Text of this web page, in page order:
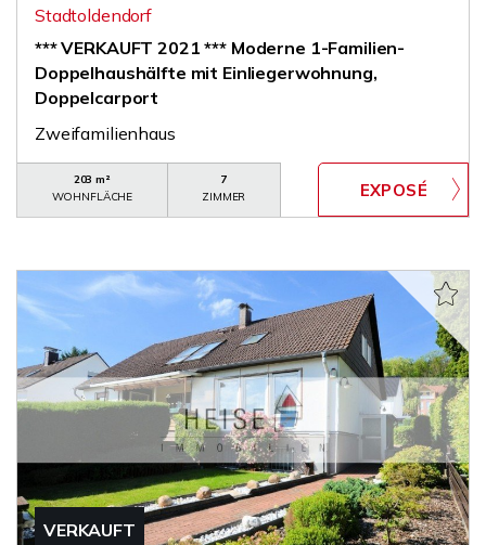
Stadtoldendorf
*** VERKAUFT 2021 *** Moderne 1-Familien-
Doppelhaushälfte mit Einliegerwohnung,
Doppelcarport
Zweifamilienhaus
203 m²
WOHNFLÄCHE
7
ZIMMER
VERKAUFT